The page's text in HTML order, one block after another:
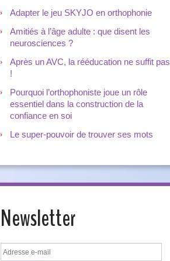
Adapter le jeu SKYJO en orthophonie
Amitiés à l’âge adulte : que disent les
neurosciences ?
Après un AVC, la rééducation ne suffit pas
!
Pourquoi l’orthophoniste joue un rôle
essentiel dans la construction de la
confiance en soi
Le super-pouvoir de trouver ses mots
Newsletter
Adresse
e-